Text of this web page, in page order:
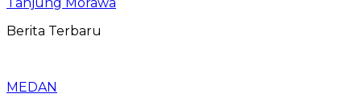
Berita Terbaru
MEDAN